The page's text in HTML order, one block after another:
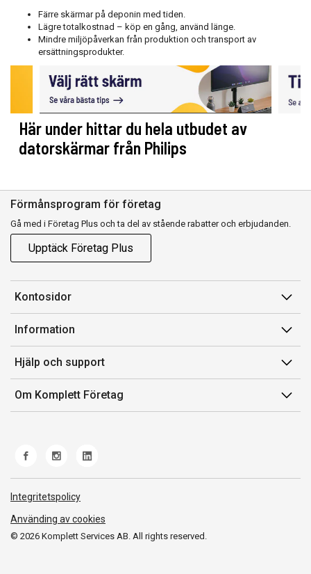
Färre skärmar på deponin med tiden.
Lägre totalkostnad – köp en gång, använd länge.
Mindre miljöpåverkan från produktion och transport av
ersättningsprodukter.
Här under hittar du hela utbudet av
datorskärmar från Philips
Förmånsprogram för företag
Gå med i Företag Plus och ta del av stående rabatter och erbjudanden.
Upptäck Företag Plus
Kontosidor
Mina sidor
Orderhistorik
Fakturor & Kvitton
Inköpslistor
Information
Försäljningsvillkor
Villkor för Komplett Företag Plus
Felsökning & guider
Hjälp och support
Kontakta oss
Kundservice
Frakt och leverans
Om Komplett Företag
© 2026 Komplett Services AB. All rights reserved.
Integritetspolicy
Använding av cookies